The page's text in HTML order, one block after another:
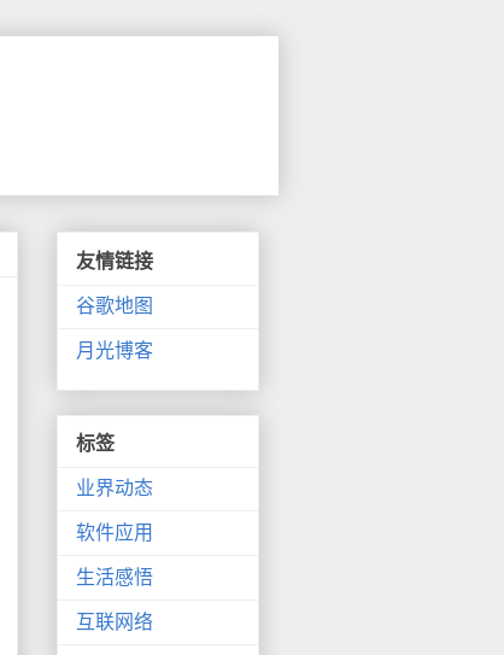
友情链接
谷歌地图
月光博客
标签
业界动态
软件应用
生活感悟
互联网络